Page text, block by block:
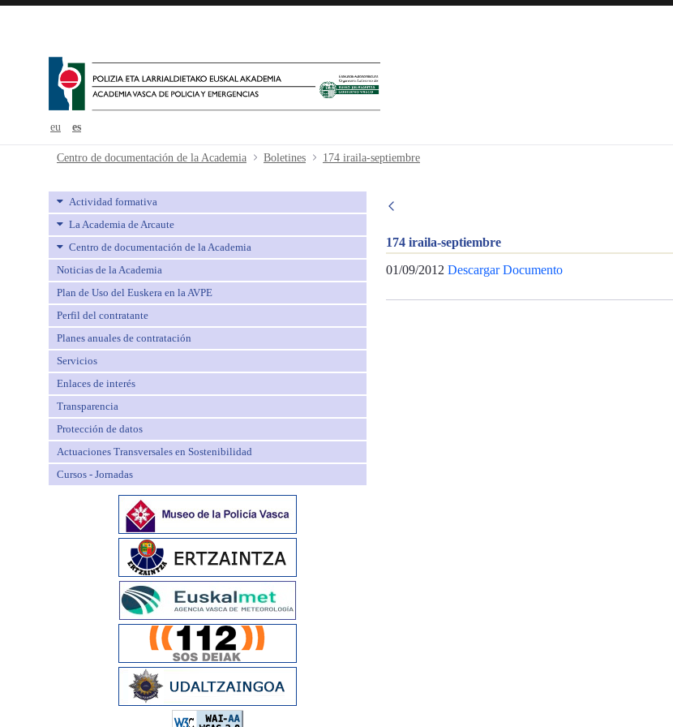
eu es
174 iraila-septiembre - avpe
Centro de documentación de la Academia Boletines 174 iraila-septiembre
Actividad formativa
La Academia de Arcaute
Centro de documentación de la Academia
Noticias de la Academia
Plan de Uso del Euskera en la AVPE
Perfil del contratante
Planes anuales de contratación
Servicios
Enlaces de interés
Transparencia
Protección de datos
Actuaciones Transversales en Sostenibilidad
Cursos - Jornadas
174 iraila-septiembre
01/09/2012 Descargar Documento